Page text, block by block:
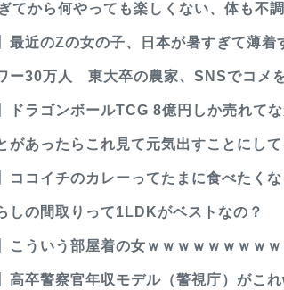
てから何やっても楽しくない、体も不
最近のZの女の子、日本が暑すぎて薄着
ー30万人 東大卒の農家、SNSでコメ
ドラゴンボールTCG 8億円しか売れて
があったらこれ見て元気出すことにして
ココイチのカレーってたまに食べたく
しの間取りって1LDKがベストなの？
こういう部屋着の女ｗｗｗｗｗｗｗｗ
高卒警察官年収モデル（警視庁）がこ